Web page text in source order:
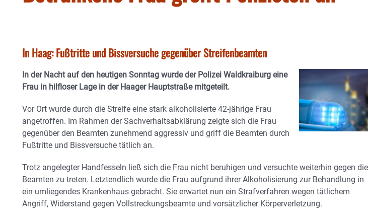
In Haag: Fußtritte und Bissversuche gegenüber Streifenbeamten
In der Nacht auf den heutigen Sonntag wurde der Polizei Waldkraiburg eine
Frau in hilfloser Lage in der Haager Hauptstraße mitgeteilt.
Vor Ort wurde durch die Streife eine stark alkoholisierte 42-jährige Frau
angetroffen. Im Rahmen der Sachverhaltsabklärung zeigte sich die Frau
gegenüber den Beamten zunehmend aggressiv und griff die Beamten durch
Fußtritte und Bissversuche tätlich an.
Trotz angelegter Handfesseln ließ sich die Frau nicht beruhigen und versuchte weiterhin gegen die
Beamten zu treten. Letztendlich wurde die Frau aufgrund ihrer Alkoholisierung zur Behandlung in
ein umliegendes Krankenhaus gebracht. Sie erwartet nun ein Strafverfahren wegen tätlichem
Angriff, Widerstand gegen Vollstreckungsbeamte und vorsätzlicher Körperverletzung.